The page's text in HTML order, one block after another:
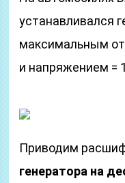
устанавливался
максимальным
и напряжением =
Приводим
генератора на